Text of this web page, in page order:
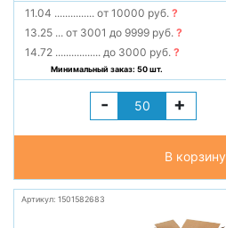
11.04 ............... от 10000 руб.?
13.25 ... от 3001 до 9999 руб.?
14.72 ................. до 3000 руб.?
Минимальный заказ: 50 шт.
- +
В корзину
Артикул: 1501582683